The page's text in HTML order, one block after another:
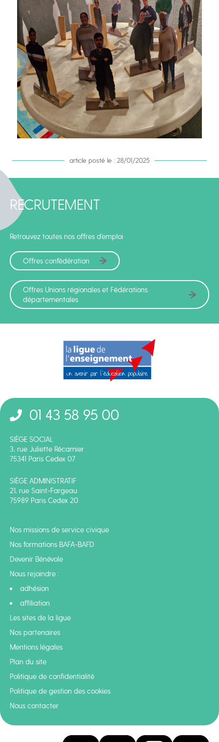
article posté le : 28/01/2025
01 43 58 95 00
SIÈGE SOCIAL
3, rue Juliette Récamier
75341 Paris Cedex 07
SIÈGE ADMINISTRATIF
21, rue Saint-Fargeau
75989 Paris Cedex 20
Nos missions de service civique
Nos formations BAFA-BAFD
Devenir Bénévole
Nous rejoindre :
adhésion
affiliation
Les sites de la ligue
Nos partenaires
Mentions légales
Plan du site
Politique de confidentialité
Politique de gestion des cookies
Nous contacter
RECRUTEMENT
Retrouvez toutes nos offres d'emploi
Offres confédération
Offres Unions régionales et Fédérations
départementales